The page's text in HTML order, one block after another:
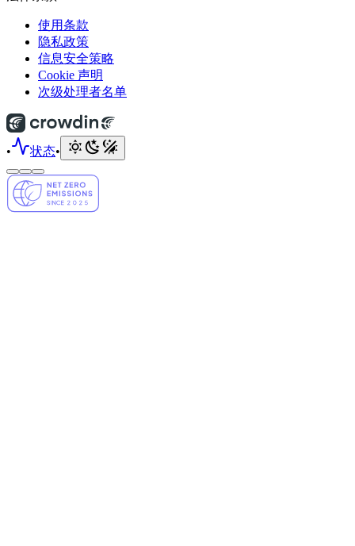
使用条款
隐私政策
信息安全策略
Cookie 声明
次级处理者名单
• 状态•